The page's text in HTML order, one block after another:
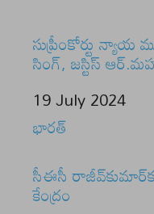
సుప్రీంకోర్టు న్యాయ
సింగ్‌, జస్టిస్‌
Date
19 July 2024
In relation to
భారత్
సీఈసీ
కేంద్రం